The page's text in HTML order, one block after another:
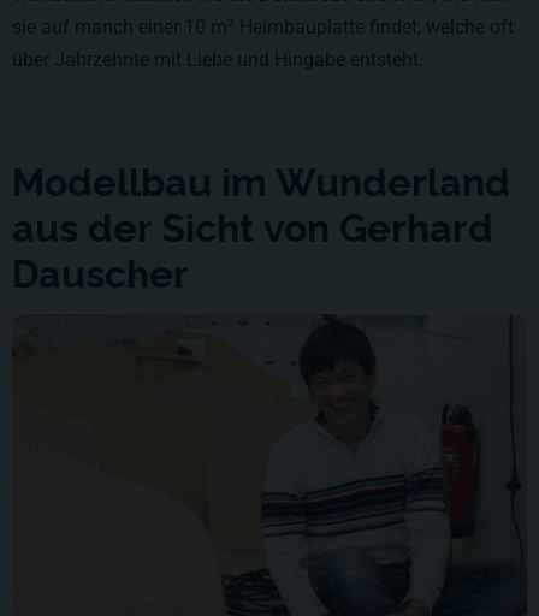
sie auf manch einer 10 m² Heimbauplatte findet, welche oft
über Jahrzehnte mit Liebe und Hingabe entsteht.
Modellbau im Wunderland
aus der Sicht von Gerhard
Dauscher